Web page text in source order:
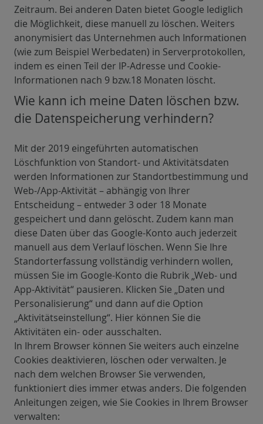
Zeitraum. Bei anderen Daten bietet Google lediglich
die Möglichkeit, diese manuell zu löschen. Weiters
anonymisiert das Unternehmen auch Informationen
(wie zum Beispiel Werbedaten) in Serverprotokollen,
indem es einen Teil der IP-Adresse und Cookie-
Informationen nach 9 bzw.18 Monaten löscht.
Wie kann ich meine Daten löschen bzw.
die Datenspeicherung verhindern?
Mit der 2019 eingeführten automatischen
Löschfunktion von Standort- und Aktivitätsdaten
werden Informationen zur Standortbestimmung und
Web-/App-Aktivität – abhängig von Ihrer
Entscheidung – entweder 3 oder 18 Monate
gespeichert und dann gelöscht. Zudem kann man
diese Daten über das Google-Konto auch jederzeit
manuell aus dem Verlauf löschen. Wenn Sie Ihre
Standorterfassung vollständig verhindern wollen,
müssen Sie im Google-Konto die Rubrik „Web- und
App-Aktivität“ pausieren. Klicken Sie „Daten und
Personalisierung“ und dann auf die Option
„Aktivitätseinstellung“. Hier können Sie die
Aktivitäten ein- oder ausschalten.
In Ihrem Browser können Sie weiters auch einzelne
Cookies deaktivieren, löschen oder verwalten. Je
nach dem welchen Browser Sie verwenden,
funktioniert dies immer etwas anders. Die folgenden
Anleitungen zeigen, wie Sie Cookies in Ihrem Browser
verwalten: